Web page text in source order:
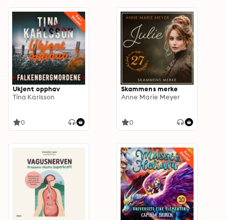
Ukjent opphav
Tina Karlsson
0
Skammens merke
Anne Marie Meyer
0